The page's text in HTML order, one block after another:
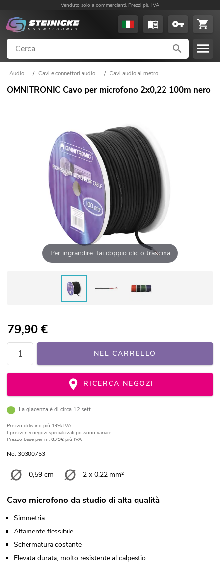
Venduto solo a commercianti. Prezzi più IVA
Audio / Cavi e connettori audio / Cavi audio al metro
OMNITRONIC Cavo per microfono 2x0,22 100m nero
Per ingrandire: fai doppio clic o trascina
79,90€
NEL CARRELLO
RICERCA NEGOZI
La giacenza è di circa 12 sett.
Prezzo di listino più 19% IVA
I prezzi nei negozi specializzati possono variare.
Prezzo base per m: 0,79€ più IVA
No. 30300753
0,59 cm 2 x 0,22 mm²
Cavo microfono da studio di alta qualità
Simmetria
Altamente flessibile
Schermatura costante
Elevata durata, molto resistente al calpestio